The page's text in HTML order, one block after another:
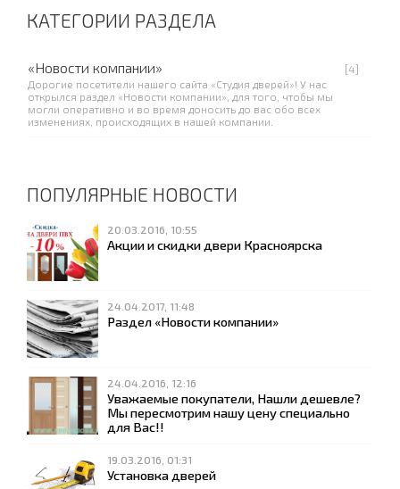
КАТЕГОРИИ РАЗДЕЛА
«Новости компании»
[4]
Дорогие посетители нашего сайта «Студия дверей»! У нас
открылся раздел «Новости компании», для того, чтобы мы
могли оперативно и во время доносить до вас обо всех
изменениях, происходящих в нашей компании.
ПОПУЛЯРНЫЕ НОВОСТИ
20.03.2016, 10:55
Акции и скидки двери Красноярска
24.04.2017, 11:48
Раздел «Новости компании»
24.04.2016, 12:16
Уважаемые покупатели, Нашли дешевле?
Мы пересмотрим нашу цену специально
для Вас!!
19.03.2016, 01:31
Установка дверей